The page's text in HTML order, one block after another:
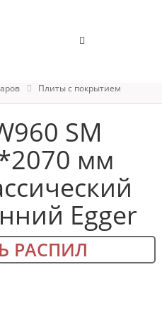
Плиты с покрытием
SM
мм
Egger
РАСПИЛ